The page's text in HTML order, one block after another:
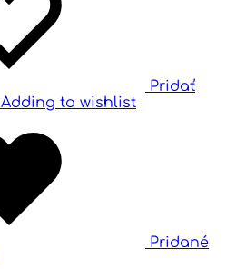
Pridať
Adding to wishlist
Pridané